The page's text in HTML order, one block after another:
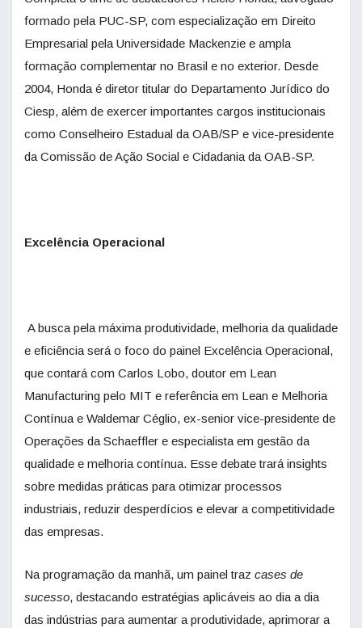
formado pela PUC-SP, com especialização em Direito
Empresarial pela Universidade Mackenzie e ampla
formação complementar no Brasil e no exterior. Desde
2004, Honda é diretor titular do Departamento Jurídico do
Ciesp, além de exercer importantes cargos institucionais
como Conselheiro Estadual da OAB/SP e vice-presidente
da Comissão de Ação Social e Cidadania da OAB-SP.
Excelência Operacional
A busca pela máxima produtividade, melhoria da qualidade
e eficiência será o foco do painel Excelência Operacional,
que contará com Carlos Lobo, doutor em Lean
Manufacturing pelo MIT e referência em Lean e Melhoria
Contínua e Waldemar Céglio, ex-senior vice-presidente de
Operações da Schaeffler e especialista em gestão da
qualidade e melhoria contínua. Esse debate trará insights
sobre medidas práticas para otimizar processos
industriais, reduzir desperdícios e elevar a competitividade
das empresas.
Na programação da manhã, um painel traz cases de
sucesso, destacando estratégias aplicáveis ao dia a dia
das indústrias para aumentar a produtividade, aprimorar a